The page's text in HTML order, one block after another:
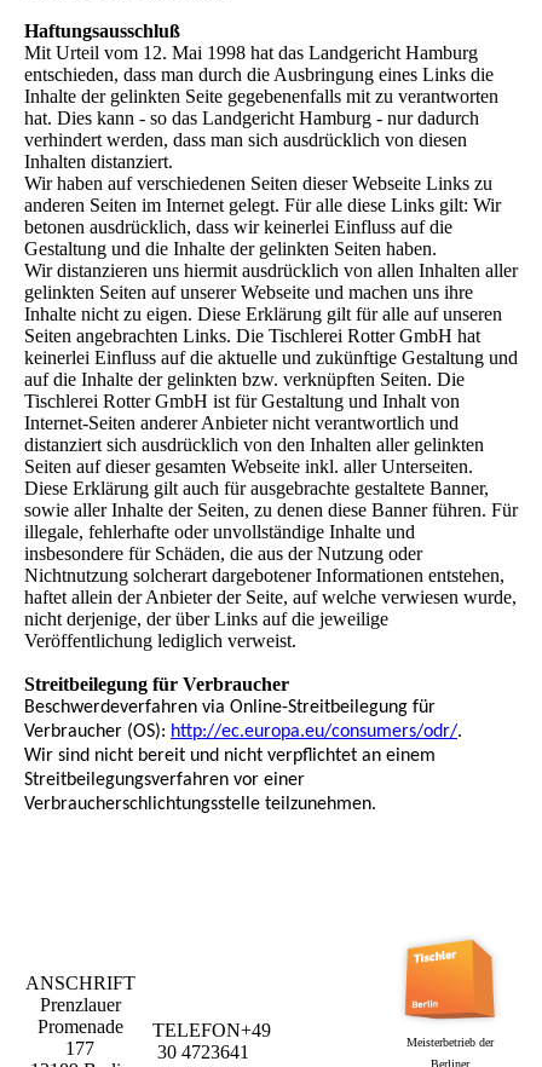
Haftungsausschluß
Mit Urteil vom 12. Mai 1998 hat das Landgericht Hamburg
entschieden, dass man durch die Ausbringung eines Links die
Inhalte der gelinkten Seite gegebenenfalls mit zu verantworten
hat. Dies kann - so das Landgericht Hamburg - nur dadurch
verhindert werden, dass man sich ausdrücklich von diesen
Inhalten distanziert.
Wir haben auf verschiedenen Seiten dieser Webseite Links zu
anderen Seiten im Internet gelegt. Für alle diese Links gilt: Wir
betonen ausdrücklich, dass wir keinerlei Einfluss auf die
Gestaltung und die Inhalte der gelinkten Seiten haben.
Wir distanzieren uns hiermit ausdrücklich von allen Inhalten aller
gelinkten Seiten auf unserer Webseite und machen uns ihre
Inhalte nicht zu eigen. Diese Erklärung gilt für alle auf unseren
Seiten angebrachten Links. Die Tischlerei Rotter GmbH hat
keinerlei Einfluss auf die aktuelle und zukünftige Gestaltung und
auf die Inhalte der gelinkten bzw. verknüpften Seiten. Die
Tischlerei Rotter GmbH ist für Gestaltung und Inhalt von
Internet-Seiten anderer Anbieter nicht verantwortlich und
distanziert sich ausdrücklich von den Inhalten aller gelinkten
Seiten auf dieser gesamten Webseite inkl. aller Unterseiten.
Diese Erklärung gilt auch für ausgebrachte gestaltete Banner,
sowie aller Inhalte der Seiten, zu denen diese Banner führen. Für
illegale, fehlerhafte oder unvollständige Inhalte und
insbesondere für Schäden, die aus der Nutzung oder
Nichtnutzung solcherart dargebotener Informationen entstehen,
haftet allein der Anbieter der Seite, auf welche verwiesen wurde,
nicht derjenige, der über Links auf die jeweilige
Veröffentlichung lediglich verweist.
Streitbeilegung für Verbraucher
Beschwerdeverfahren via Online-Streitbeilegung für
Verbraucher (OS): http://ec.europa.eu/consumers/odr/.
Wir sind nicht bereit und nicht verpflichtet an einem
Streitbeilegungsverfahren vor einer
Verbraucherschlichtungsstelle teilzunehmen.
ANSCHRIFT
Prenzlauer
Promenade
177
TELEFON+49
30 4723641
Meisterbetrieb der